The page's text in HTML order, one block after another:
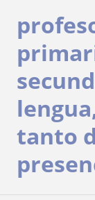
tanto